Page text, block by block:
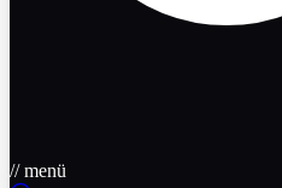
// menü